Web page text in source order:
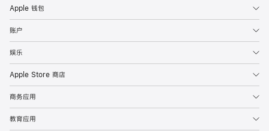
Apple 钱包
账户
娱乐
Apple Store 商店
商务应用
教育应用